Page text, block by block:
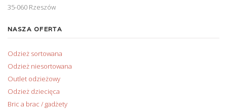
35-060 Rzeszów
NASZA OFERTA
Odzież sortowana
Odzież niesortowana
Outlet odzieżowy
Odzież dziecięca
Bric a brac / gadżety